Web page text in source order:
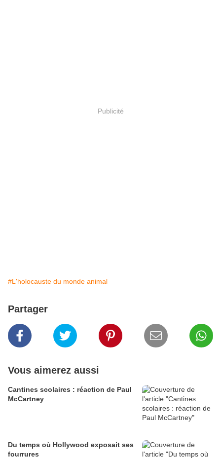
Publicité
#L'holocauste du monde animal
Partager
Vous aimerez aussi
Cantines scolaires : réaction de Paul
McCartney
Du temps où Hollywood exposait ses
fourrures